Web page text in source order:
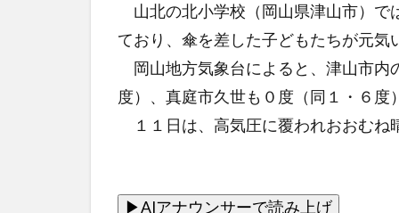
山北の北小学校（岡山県津山市）で
ており、傘を差した子どもたちが元
岡山地方気象台によると、津山市内
度）、真庭市久世も０度（同１・６度
１１日は、高気圧に覆われおおむね